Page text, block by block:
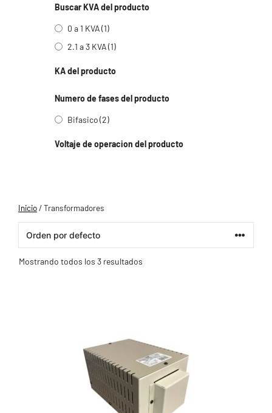
Inicio/ Transformadores
Mostrando todos los 3 resultados
Buscar KVA del producto
0 a 1 KVA(1)
2.1 a 3 KVA(1)
KA del producto
Numero de fases del producto
Bifasico(2)
Voltaje de operacion del producto